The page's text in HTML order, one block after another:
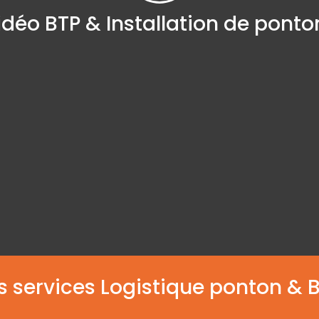
BTP & Installation de
services Logistique ponton &